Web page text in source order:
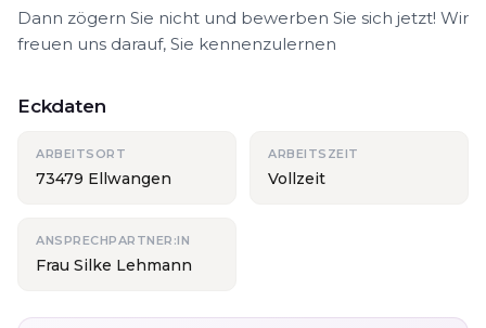
Dann zögern Sie nicht und bewerben Sie sich jetzt! Wir
freuen uns darauf, Sie kennenzulernen
Eckdaten
ARBEITSORT
73479 Ellwangen
ARBEITSZEIT
Vollzeit
ANSPRECHPARTNER:IN
Frau Silke Lehmann